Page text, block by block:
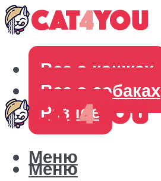
Все о кошках
Все о собаках
Разное
Меню
Меню